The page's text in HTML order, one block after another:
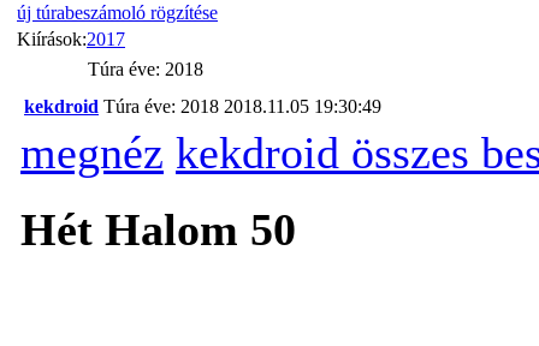
új túrabeszámoló rögzítése
Kiírások:2017
Túra éve: 2018
kekdroid Túra éve: 2018 2018.11.05 19:30:49
megnéz kekdroid összes
Hét Halom 50